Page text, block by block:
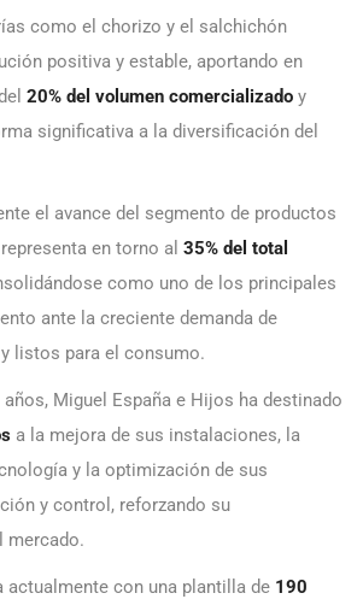
como el chorizo y el salchichón
positiva y estable, aportando en
20% del volumen comercializado y
significativa a la diversificación del
el avance del segmento de productos
en torno al 35% del total
como uno de los principales
ante la creciente demanda de
listos para el consumo.
Miguel España e Hijos ha destinado
a la mejora de sus instalaciones, la
y la optimización de sus
y control, reforzando su
mercado.
actualmente con una plantilla de 190